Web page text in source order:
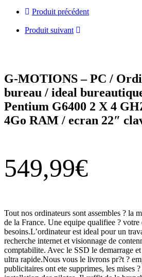
Produit précédent
Produit suivant
G-MOTIONS – PC /
bureau / ideal
Pentium G6400 2 X 4
4Go RAM / ecran 22″
549,99€
Tout nos ordinateurs sont assembles ? la
de la France. Une equipe qualifiee ? votre
besoins.L’ordinateur est ideal pour un
recherche internet et visionnage de
comptabilite. Avec le SSD le demarrage et
ultra rapide.Nous vous le livrons pr?t ?
publicitaires ont ete supprimes, les mises